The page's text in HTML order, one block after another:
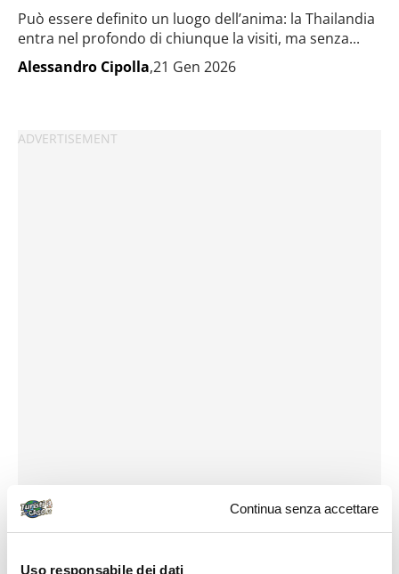
Continua senza accettare
Uso responsabile dei dati
Può essere definito un luogo dell’anima: la Thailandia
entra nel profondo di chiunque la visiti, ma senza...
Alessandro Cipolla,21 Gen 2026